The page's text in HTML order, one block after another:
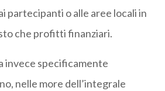
partecipanti o alle aree locali in
che profitti finanziari.
invece specificamente
nelle more dell’integrale